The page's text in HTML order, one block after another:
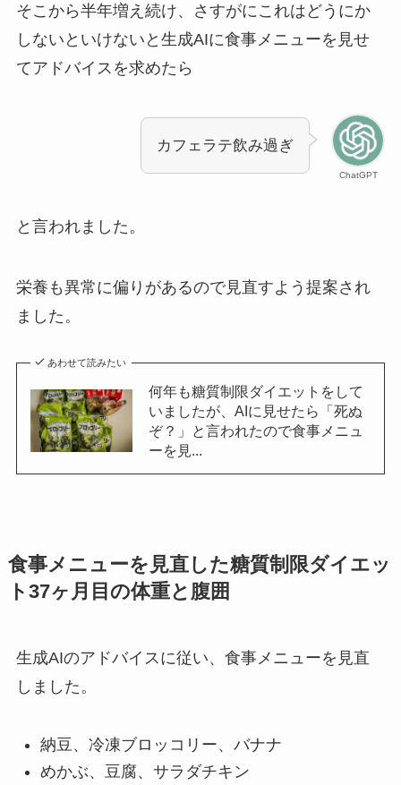
そこから半年増え続け、さすがにこれはどうにか
しないといけないと生成AIに食事メニューを見せ
てアドバイスを求めたら
ChatGPT
カフェラテ飲み過ぎ
と言われました。
栄養も異常に偏りがあるので見直すよう提案され
ました。
あわせて読みたい
何年も糖質制限ダイエットをして
いましたが、AIに見せたら「死ぬ
ぞ？」と言われたので食事メニュ
ーを見...
食事メニューを見直した糖質制限ダイエッ
ト37ヶ月目の体重と腹囲
生成AIのアドバイスに従い、食事メニューを見直
しました。
納豆、冷凍ブロッコリー、バナナ
めかぶ、豆腐、サラダチキン